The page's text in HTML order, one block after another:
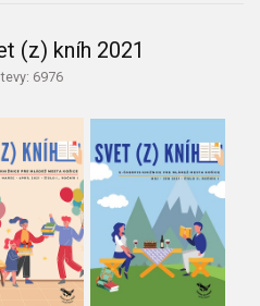
(z) kníh 2021
6976